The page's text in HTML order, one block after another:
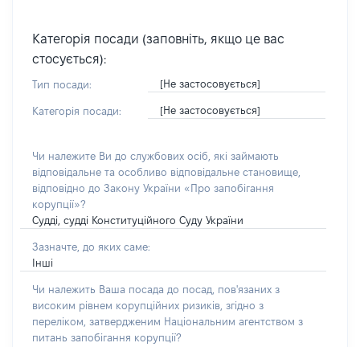
Категорія посади (заповніть, якщо це вас
стосується):
Тип посади: [Не застосовується]
Категорія посади: [Не застосовується]
Чи належите Ви до службових осіб, які займають
відповідальне та особливо відповідальне становище,
відповідно до Закону України «Про запобігання
корупції»?
Судді, судді Конституційного Суду України
Зазначте, до яких саме:
Інші
Чи належить Ваша посада до посад, пов'язаних з
високим рівнем корупційних ризиків, згідно з
переліком, затвердженим Національним агентством з
питань запобігання корупції?